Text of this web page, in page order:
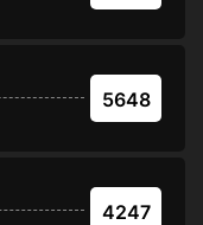
5648
4247